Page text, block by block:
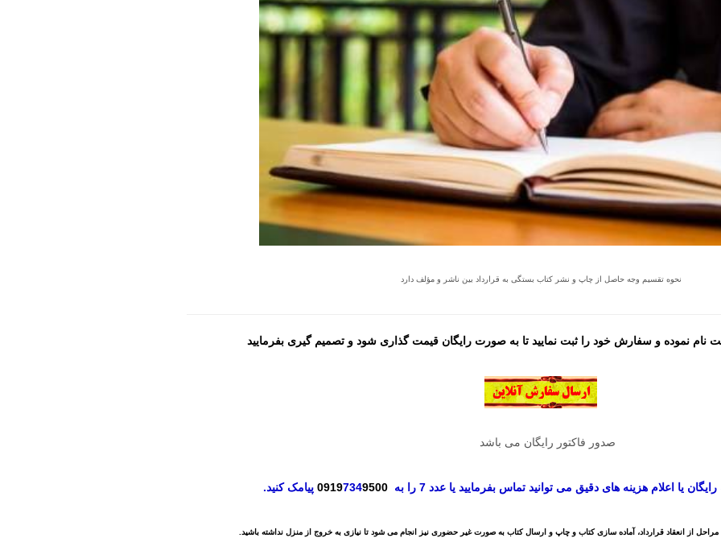
نحوه تقسیم وجه حاصل از چاپ و نشر کتاب بستگی به قرارداد بین ناشر و مؤلف دارد
نام نموده و سفارش خود را ثبت نمایید تا به صورت رایگان قیمت گذاری شود و تصمیم گیری بفرمایید
صدور فاکتور رایگان می باشد
یا اعلام هزینه های دقیق می توانید تماس بفرمایید یا عدد 7 را به 09197349500 پیامک کنید.
از انعقاد قرارداد، آماده سازی کتاب و چاپ و ارسال کتاب به صورت غیر حضوری نیز انجام می شود تا نیازی به خروج از منزل نداشته باشید.